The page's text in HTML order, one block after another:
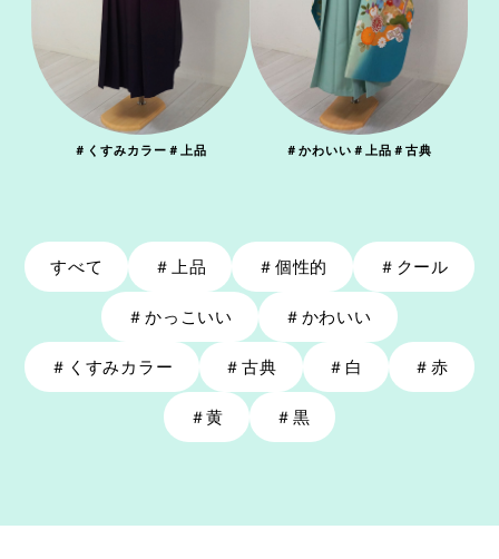
＃ くすみカラー ＃ 上品 ＃かわいい ＃ 上品 ＃ 古典
すべて ＃ 上品 ＃ 個性的 ＃ クール
＃ かっこいい ＃ かわいい
＃ くすみカラー ＃古典 ＃ 白 ＃赤
＃黄 ＃ 黒